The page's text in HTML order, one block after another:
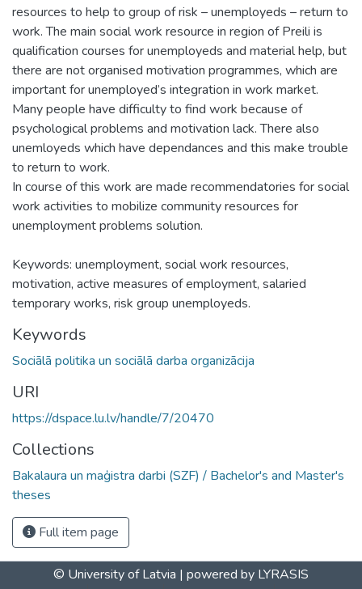
resources to help to group of risk – unemployeds – return to
work. The main social work resource in region of Preili is
qualification courses for unemployeds and material help, but
there are not organised motivation programmes, which are
important for unemployed’s integration in work market.
Many people have difficulty to find work because of
psychological problems and motivation lack. There also
unemloyeds which have dependances and this make trouble
to return to work.
In course of this work are made recommendatories for social
work activities to mobilize community resources for
unemployment problems solution.
Keywords: unemployment, social work resources,
motivation, active measures of employment, salaried
temporary works, risk group unemployeds.
Keywords
Sociālā politika un sociālā darba organizācija
URI
https://dspace.lu.lv/handle/7/20470
Collections
Bakalaura un maģistra darbi (SZF) / Bachelor's and Master's
theses
Full item page
© University of Latvia | powered by LYRASIS